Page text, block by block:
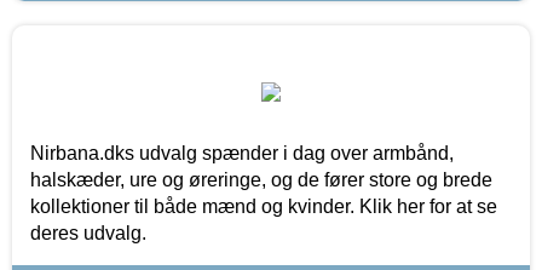
Nirbana.dks udvalg spænder i dag over armbånd,
halskæder, ure og øreringe, og de fører store og brede
kollektioner til både mænd og kvinder. Klik her for at se
deres udvalg.